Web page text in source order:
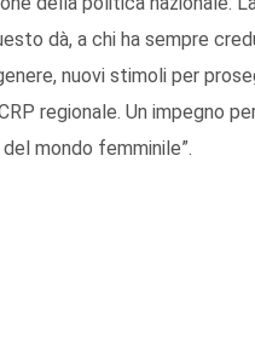
dà, a chi ha sempre
nuovi stimoli per
regionale. Un impegno
mondo femminile”.